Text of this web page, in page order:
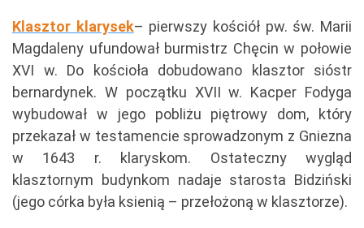
Klasztor klarysek– pierwszy kościół pw. św. Marii
Magdaleny ufundował burmistrz Chęcin w połowie
XVI w. Do kościoła dobudowano klasztor sióstr
bernardynek. W początku XVII w. Kacper Fodyga
wybudował w jego pobliżu piętrowy dom, który
przekazał w testamencie sprowadzonym z Gniezna
w 1643 r. klaryskom. Ostateczny wygląd
klasztornym budynkom nadaje starosta Bidziński
(jego córka była ksienią – przełożoną w klasztorze).